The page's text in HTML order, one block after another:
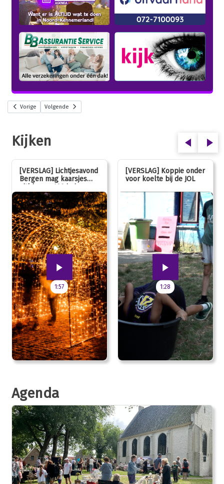
Vorige Volgende
Kijken
[VERSLAG] Lichtjesavond
Bergen mag kaarsjes
uitblazen: 100 jarig
jubileum!
1:57
[VERSLAG] Koppie onder
voor koelte bij de JOL
1:28
Agenda